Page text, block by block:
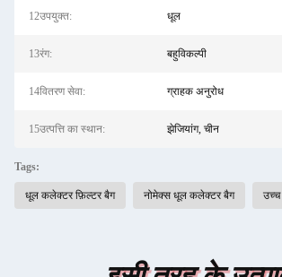
12उपयुक्त: धूल
13रंग: बहुविकल्पी
14वितरण सेवा: ग्राहक अनुरोध
15उत्पत्ति का स्थान: झेजियांग, चीन
Tags:
धूल कलेक्टर फ़िल्टर बैग नोमेक्स धूल कलेक्टर बैग उच्च